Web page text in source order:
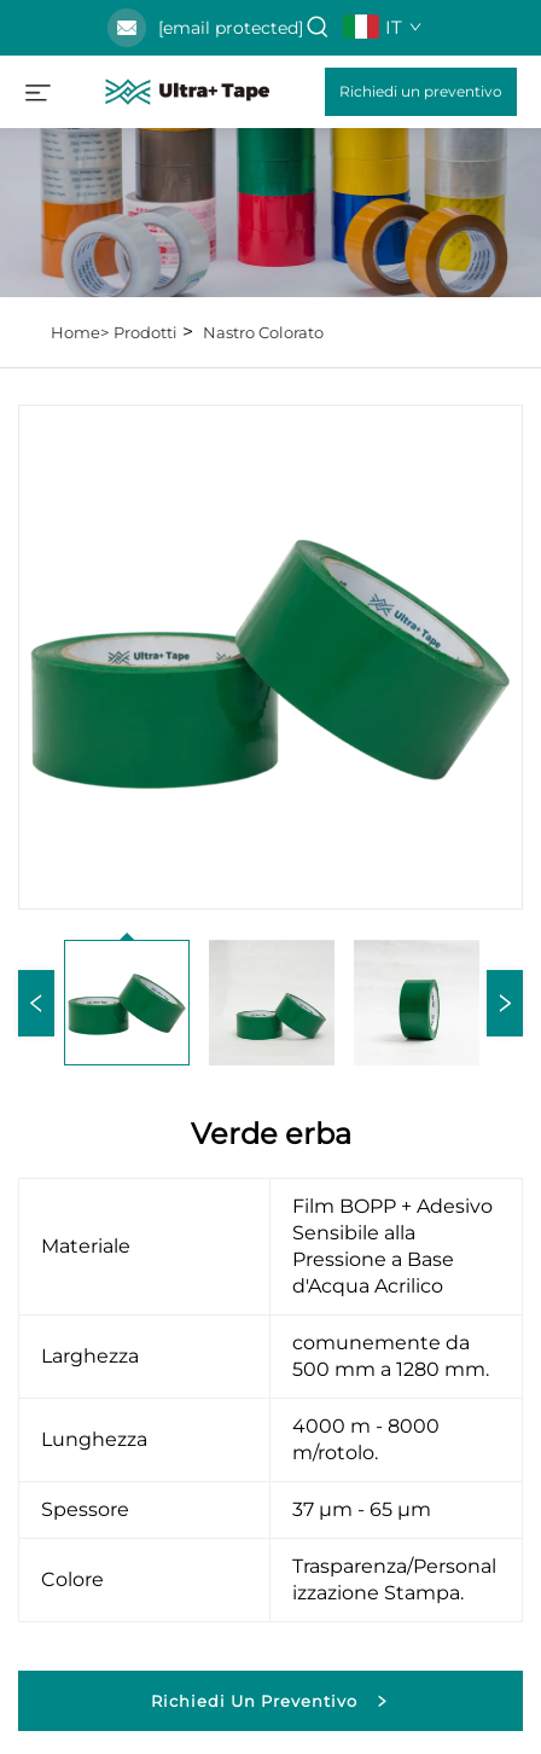
[email protected] IT
Richiedi un preventivo
Home> Prodotti > Nastro Colorato
Verde erba
Materiale
Film BOPP + Adesivo
Sensibile alla
Pressione a Base
d'Acqua Acrilico
Larghezza
comunemente da
500 mm a 1280 mm.
Lunghezza
4000 m - 8000
m/rotolo.
Spessore 37 μm - 65 μm
Colore
Trasparenza/Personal
izzazione Stampa.
Richiedi Un Preventivo